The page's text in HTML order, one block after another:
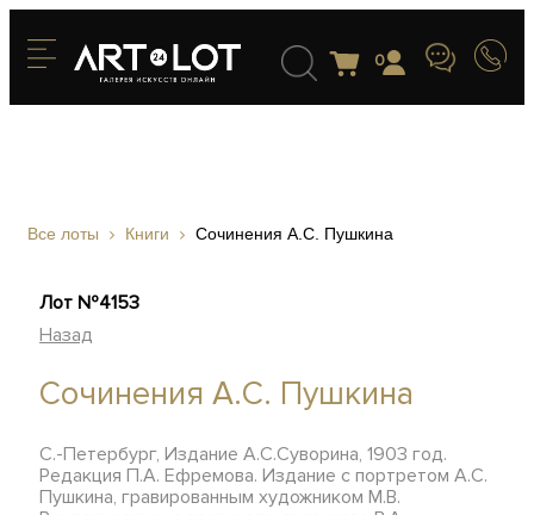
0
Все лоты Книги Сочинения А.С. Пушкина
Лот №4153
Назад
Сочинения А.С. Пушкина
С.-Петербург, Издание А.С.Суворина, 1903 год.
Редакция П.А. Ефремова. Издание с портретом А.С.
Пушкина, гравированным художником М.В.